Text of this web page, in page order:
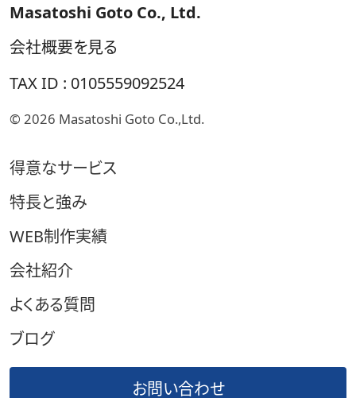
Masatoshi Goto Co., Ltd.
会社概要を見る
TAX ID : 0105559092524
© 2026 Masatoshi Goto Co.,Ltd.
得意なサービス
特長と強み
WEB制作実績
会社紹介
よくある質問
ブログ
お問い合わせ